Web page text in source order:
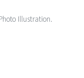
Illustration.